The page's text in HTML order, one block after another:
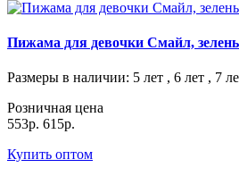
Пижама для девочки Смайл,
Размеры в наличии: 5 лет , 6 лет , 7
Розничная цена
553р. 615р.
Купить оптом